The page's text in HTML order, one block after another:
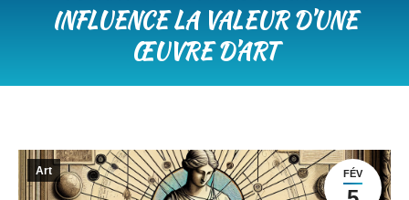
INFLUENCE LA VALEUR D’UNE
ŒUVRE D’ART
FÉV
Art